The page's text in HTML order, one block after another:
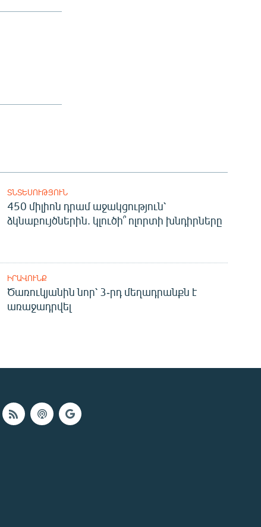
ՏՆՏԵՍՈՒԹՅՈՒՆ
450 միլիոն դրամ աջակցություն՝
ձկնաբույծներին. կլուծի՞ ոլորտի խնդիրները
ԻՐԱՎՈՒՆՔ
Ծառուկյանին նոր՝ 3-րդ մեղադրանքն է
առաջադրվել